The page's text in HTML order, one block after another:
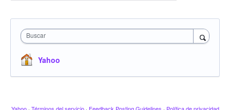
Buscar
Yahoo
Yahoo · Términos del servicio · Feedback Posting Guidelines · Política de privacidad